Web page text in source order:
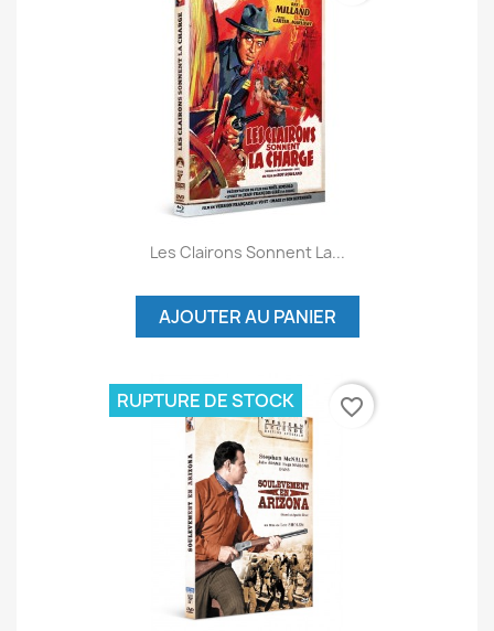
Les Clairons Sonnent La...
AJOUTER AU PANIER
RUPTURE DE STOCK favorite_border